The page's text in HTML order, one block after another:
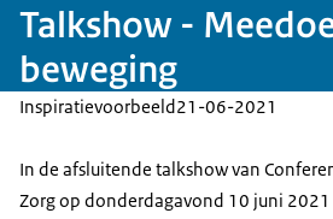
Talkshow -
beweging
Inspiratievoorbeeld21-06-2021
In de afsluitende talkshow van
Zorg op donderdagavond 10 juni